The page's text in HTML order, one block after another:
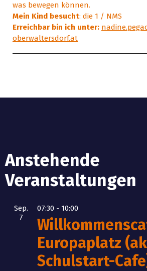
was bewegen können.
Mein Kind besucht: die 1 / NMS
Erreichbar bin ich unter:
oberwaltersdorf.at
Anstehende
Veranstaltungen
Sep.
7
07:30 - 10:00
Europaplatz
Schulstart-